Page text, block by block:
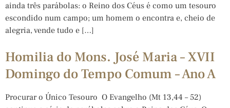
ainda três parábolas: o Reino dos Céus é como um tesouro
escondido num campo; um homem o encontra e, cheio de
alegria, vende tudo e […]
Homilia do Mons. José Maria – XVII
Domingo do Tempo Comum – Ano A
Procurar o Único Tesouro O Evangelho (Mt 13,44 – 52)